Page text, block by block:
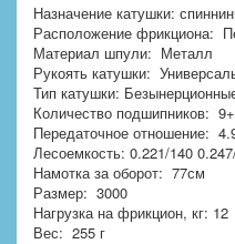
Назначение катушки:
Расположение
Материал шпули: Металл
Рукоять катушки:
Тип катушки:
Количество подшипников:
Передаточное отношение:
Лесоемкость: 0.221/140
Намотка за оборот: 77см
Размер: 3000
Нагрузка на фрикцион, кг: 12
Вес: 255 г